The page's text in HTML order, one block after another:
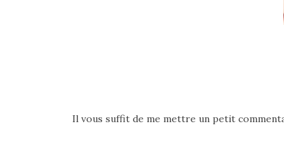
Il vous suffit de me mettre un petit